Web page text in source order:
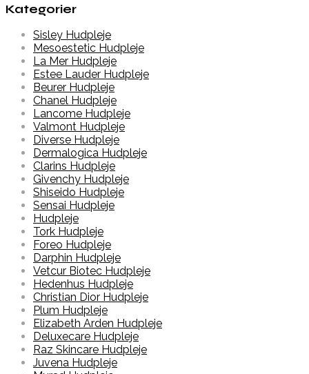
Kategorier
Sisley Hudpleje
Mesoestetic Hudpleje
La Mer Hudpleje
Estee Lauder Hudpleje
Beurer Hudpleje
Chanel Hudpleje
Lancome Hudpleje
Valmont Hudpleje
Diverse Hudpleje
Dermalogica Hudpleje
Clarins Hudpleje
Givenchy Hudpleje
Shiseido Hudpleje
Sensai Hudpleje
Hudpleje
Tork Hudpleje
Foreo Hudpleje
Darphin Hudpleje
Vetcur Biotec Hudpleje
Hedenhus Hudpleje
Christian Dior Hudpleje
Plum Hudpleje
Elizabeth Arden Hudpleje
Deluxecare Hudpleje
Raz Skincare Hudpleje
Juvena Hudpleje